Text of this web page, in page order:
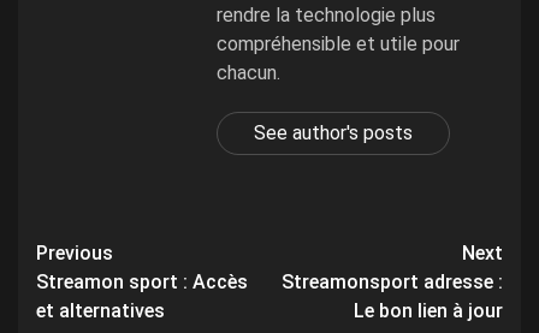
rendre la technologie plus
compréhensible et utile pour
chacun.
See author's posts
Post
navigation
Previous
Streamon sport : Accès
et alternatives
Next
Streamonsport adresse :
Le bon lien à jour